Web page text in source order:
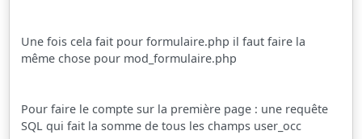
Une fois cela fait pour formulaire.php il faut faire la
même chose pour mod_formulaire.php
Pour faire le compte sur la première page : une requête
SQL qui fait la somme de tous les champs user_occ